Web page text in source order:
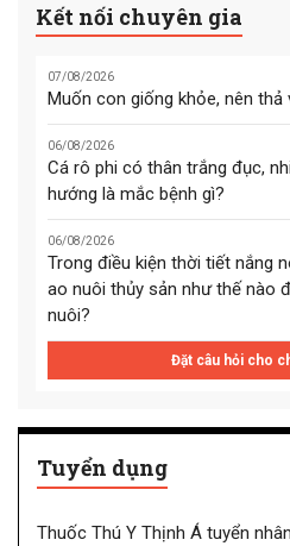
Kết nối chuyên gia
07/08/2026
Muốn con giống khỏe, nên
06/08/2026
Cá rô phi có thân trắng đục,
hướng là mắc bệnh gì?
06/08/2026
Trong điều kiện thời tiết nắng
ao nuôi thủy sản như thế nào
nuôi?
Đặt câu hỏi cho
Tuyển dụng
Thuốc Thú Y Thịnh Á tuyển